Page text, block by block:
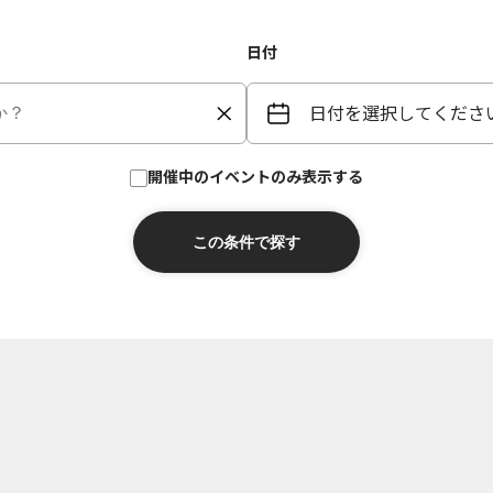
日付
日付を選択してくださ
開催中のイベントのみ表示する